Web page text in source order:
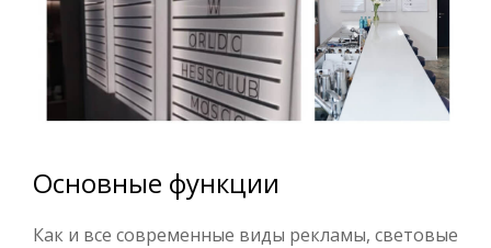
Основные функции
Как и все современные виды рекламы, световые